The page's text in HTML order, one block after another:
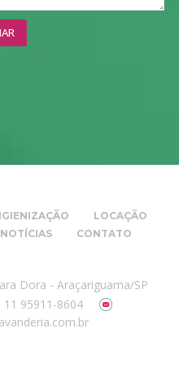
LOCAÇÃO
NOTÍCIAS CONTATO
Dora - Araçariguama/SP
11 95911-8604